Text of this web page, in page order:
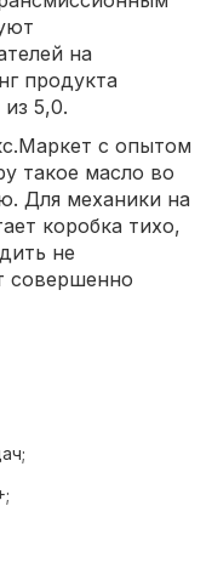
на
продукта
5,0.
с опытом
такое масло во
Для механики на
коробка тихо,
не
совершенно